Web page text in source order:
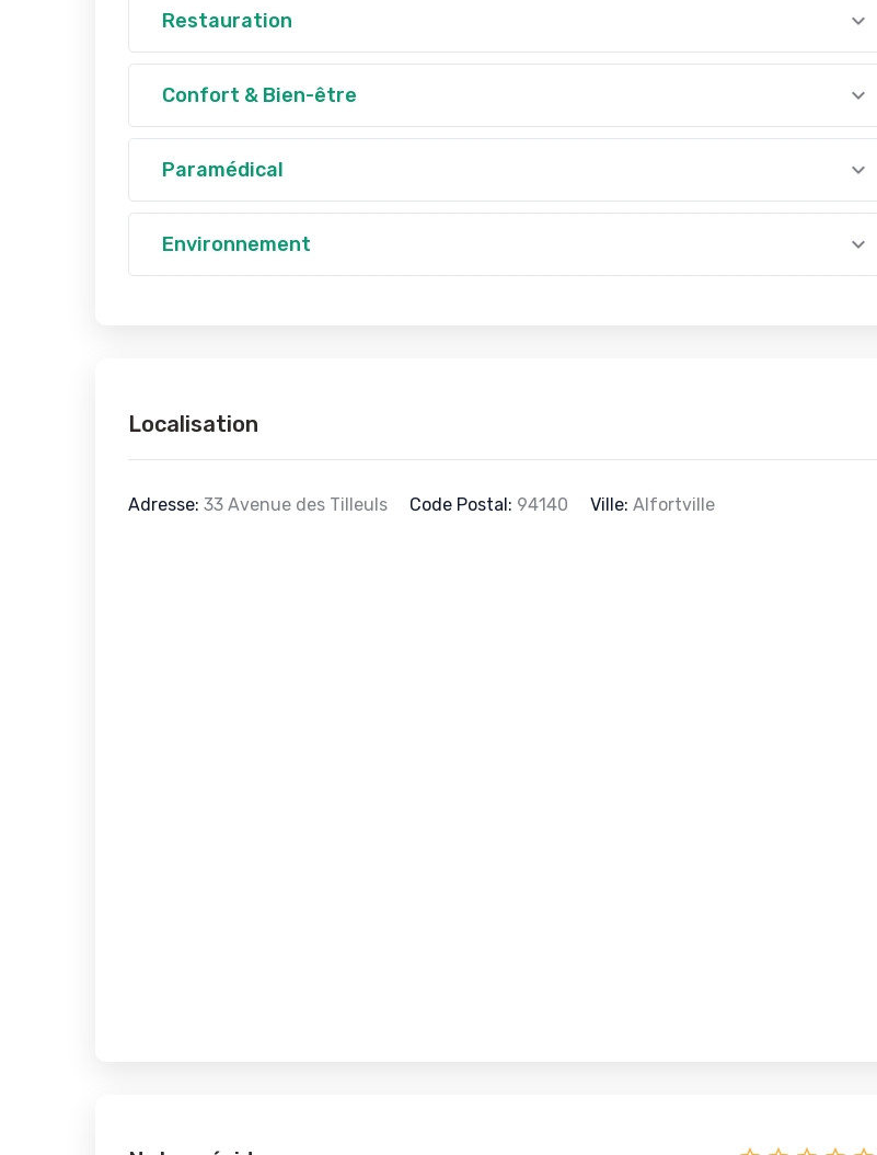
Restauration
Confort & Bien-être
Paramédical
Environnement
Localisation
Adresse: 33 Avenue des Tilleuls Code Postal: 94140 Ville: Alfortville